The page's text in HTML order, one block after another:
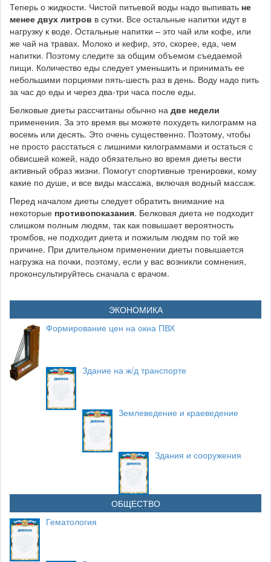
Теперь о жидкости. Чистой питьевой воды надо выпивать не
менее двух литров в сутки. Все остальные напитки идут в
нагрузку к воде. Остальные напитки – это чай или кофе, или
же чай на травах. Молоко и кефир, это, скорее, еда, чем
напитки. Поэтому следите за общим объемом съедаемой
пищи. Количество еды следует уменьшить и принимать ее
небольшими порциями пять-шесть раз в день. Воду надо пить
за час до еды и через два-три часа после еды.
Белковые диеты рассчитаны обычно на две недели
применения. За это время вы можете похудеть килограмм на
восемь или десять. Это очень существенно. Поэтому, чтобы
не просто расстаться с лишними килограммами и остаться с
обвисшей кожей, надо обязательно во время диеты вести
активный образ жизни. Помогут спортивные тренировки, кому
какие по душе, и все виды массажа, включая водный массаж.
Перед началом диеты следует обратить внимание на
некоторые противопоказания. Белковая диета не подходит
слишком полным людям, так как повышает вероятность
тромбов, не подходит диета и пожилым людям по той же
причине. При длительном применении диеты повышается
нагрузка на почки, поэтому, если у вас возникли сомнения,
проконсультируйтесь сначала с врачом.
ЭКОНОМИКА
Формирование цен на окна ПВХ
Здание на ж/д транспорте
Землеведение и краеведение
Здания и сооружения
ОБЩЕСТВО
Гематология